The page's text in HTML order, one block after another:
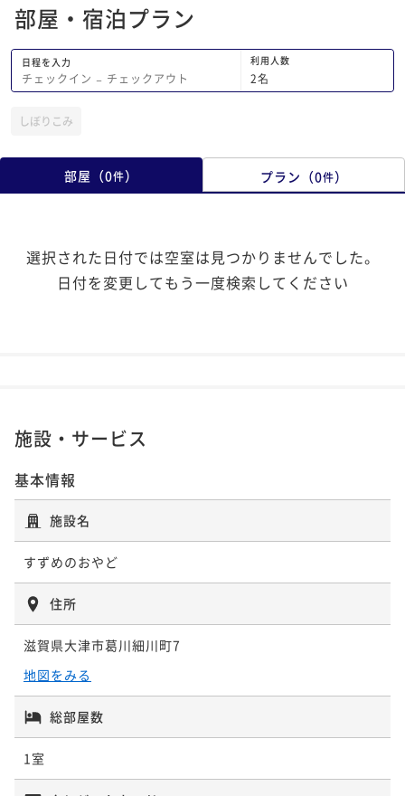
部屋・宿泊プラン
日程を入力
チェックイン − チェックアウト
利用人数
2名
しぼりこみ
部屋 （0件） プラン （0件）
選択された日付では空室は見つかりませんでした。
日付を変更してもう一度検索してください
施設・サービス
基本情報
施設名
すずめのおやど
住所
滋賀県大津市葛川細川町7
地図をみる
総部屋数
1室